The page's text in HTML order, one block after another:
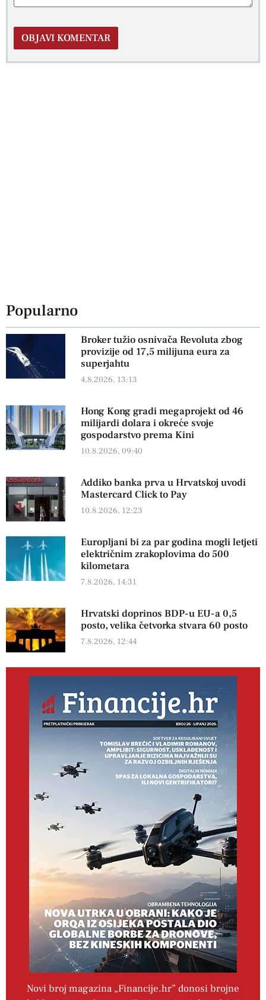
Popularno
Broker tužio osnivača Revoluta zbog
provizije od 17,5 milijuna eura za
superjahtu
4.8.2026, 13:13
Hong Kong gradi megaprojekt od 46
milijardi dolara i okreće svoje
gospodarstvo prema Kini
10.8.2026, 09:40
Addiko banka prva u Hrvatskoj uvodi
Mastercard Click to Pay
10.8.2026, 12:23
Europljani bi za par godina mogli letjeti
električnim zrakoplovima do 500
kilometara
7.8.2026, 14:31
Hrvatski doprinos BDP-u EU-a 0,5
posto, velika četvorka stvara 60 posto
7.8.2026, 12:44
Novi broj magazina „Financije.hr” donosi brojne